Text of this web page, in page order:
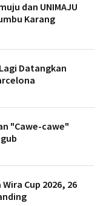
dan UNIMAJU
Karang
Datangkan
"Cawe-cawe"
Cup 2026, 26